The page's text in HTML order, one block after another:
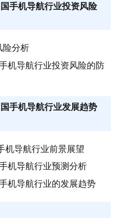
手机导航行业投资风险
险分析
机导航行业投资风险的防
手机导航行业发展趋势
机导航行业前景展望
机导航行业预测分析
机导航行业的发展趋势